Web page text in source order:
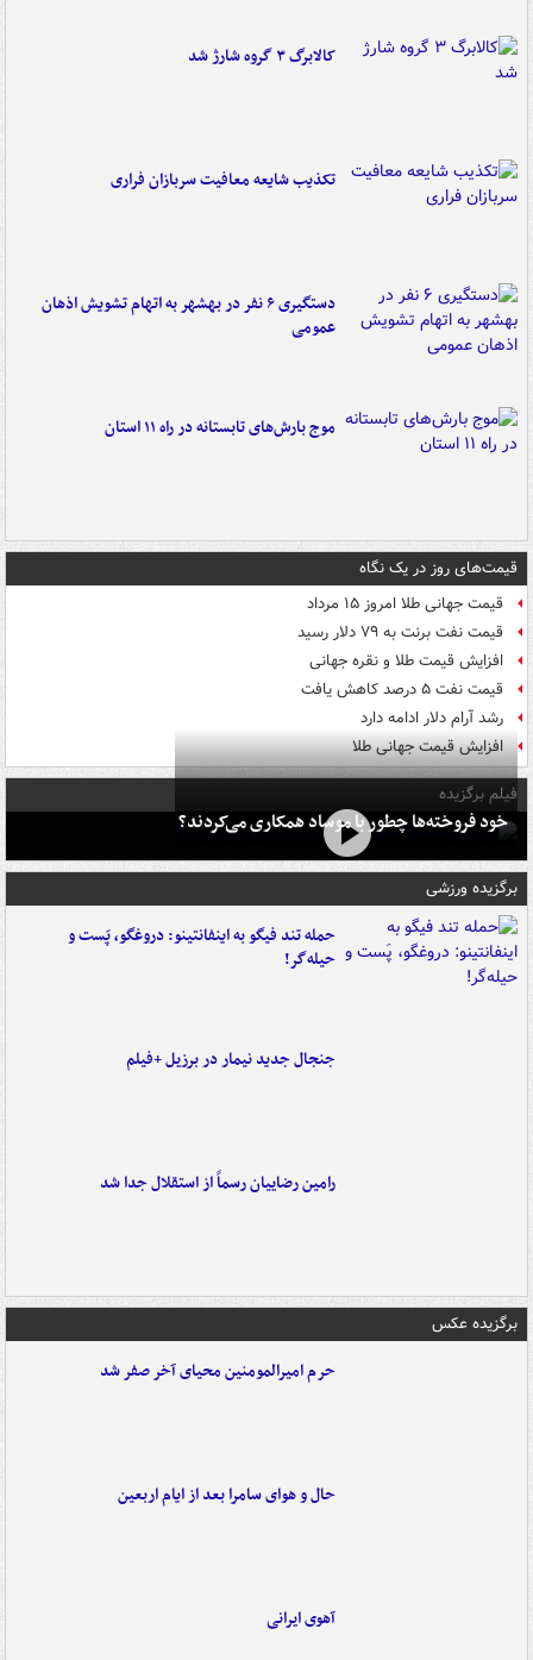
کالابرگ ۳ گروه شارژ شد
تکذیب شایعه معافیت سربازان فراری
دستگیری ۶ نفر در بهشهر به اتهام تشویش اذهان
عمومی
موج بارش‌های تابستانه در راه ۱۱ استان
قیمت‌های روز در یک نگاه
قیمت جهانی طلا امروز ۱۵ مرداد
قیمت نفت برنت به ۷۹ دلار رسید
افزایش قیمت طلا و نقره جهانی
قیمت نفت ۵ درصد کاهش یافت
رشد آرام دلار ادامه دارد
افزایش قیمت جهانی طلا
فیلم برگزیده
خود فروخته‌ها چطور با موساد همکاری می‌کردند؟
برگزیده ورزشی
حمله تند فیگو به اینفانتینو: دروغگو، پَست‌ و
حیله‌گر!
جنجال جدید نیمار در برزیل +فیلم
رامین رضاییان رسماً از استقلال جدا شد
برگزیده عکس
حرم امیرالمومنین محیای آخر صفر شد
حال و هوای سامرا بعد از ایام اربعین
آهوی ایرانی